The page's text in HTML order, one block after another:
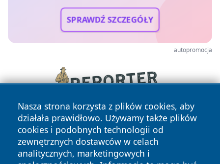
SPRAWDŹ SZCZEGÓŁY
autopromocja
Nasza strona korzysta z plików cookies, aby
działała prawidłowo. Używamy także plików
cookies i podobnych technologii od
zewnętrznych dostawców w celach
analitycznych, marketingowych i